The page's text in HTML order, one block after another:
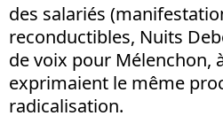
des salariés
reconductibles, Nuits
de voix pour Mélenchon,
exprimaient le même
radicalisation.